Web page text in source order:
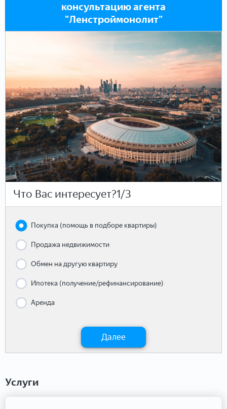
консультацию агента
"Ленстроймонолит"
Что Вас интересует?1/3
Покупка (помощь в подборе квартиры)
Продажа недвижимости
Обмен на другую квартиру
Ипотека (получение/рефинансирование)
Аренда
Далее
Услуги